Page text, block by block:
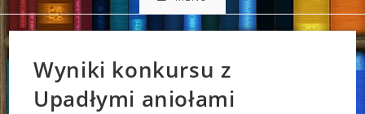
Wyniki konkursu z
Upadłymi aniołami